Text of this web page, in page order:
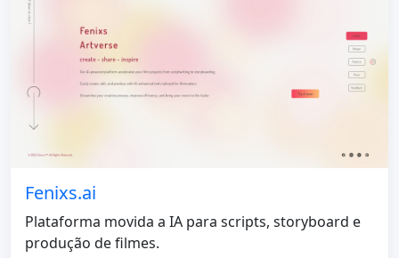
Fenixs.ai
Plataforma movida a IA para scripts, storyboard e
produção de filmes.